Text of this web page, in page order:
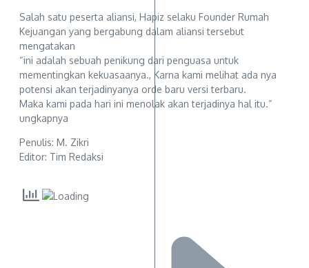
Salah satu peserta aliansi, Hapiz selaku Founder Rumah
Kejuangan yang bergabung dalam aliansi tersebut
mengatakan
“ini adalah sebuah penikung dari penguasa untuk
mementingkan kekuasaanya., Karna kami melihat ada nya
potensi akan terjadinyanya orde baru versi terbaru.
Maka kami pada hari ini menolak akan terjadinya hal itu.“
ungkapnya
Penulis: M. Zikri
Editor: Tim Redaksi